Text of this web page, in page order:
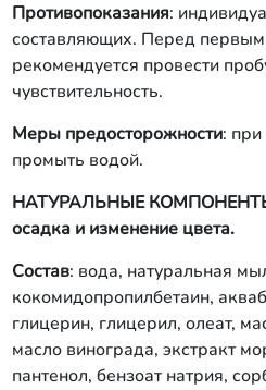
Противопоказания:
составляющих. Перед
рекомендуется провести
чувствительность.
Меры предосторожности: при
промыть водой.
НАТУРАЛЬНЫЕ
осадка и изменение цвета.
Состав: вода, натуральная
кокомидопропилбетаин,
глицерин, глицерил, олеат,
масло винограда, экстракт
пантенол, бензоат натрия,